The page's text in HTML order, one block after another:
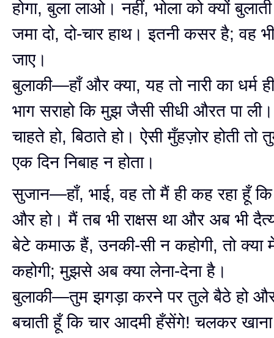
होगा, बुला लाओ। नहीं, भोला को क्यों बुलाती
जमा दो, दो-चार हाथ। इतनी कसर है; वह भी
जाए।
बुलाकी—हाँ और क्या, यह तो नारी का धर्म
भाग सराहो कि मुझ जैसी सीधी औरत पा
चाहते हो, बिठाते हो। ऐसी मुँहज़ोर होती तो
एक दिन निबाह न होता।
सुजान—हाँ, भाई, वह तो मैं ही कह रहा हूँ
और हो। मैं तब भी राक्षस था और अब भी
बेटे कमाऊ हैं, उनकी-सी न कहोगी, तो क्या
कहोगी; मुझसे अब क्या लेना-देना है।
बुलाकी—तुम झगड़ा करने पर तुले बैठे हो
बचाती हूँ कि चार आदमी हँसेंगे! चलकर